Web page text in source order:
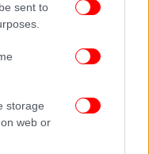
sent to
storage
web or
πέντε από τους